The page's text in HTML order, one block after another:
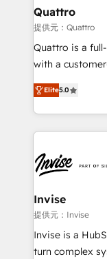
help your teams do more. We
technical
as well as
success. Now, more than ever you need to connect
customer
to create great
happen.
Quattro
提供元：Quattro
Quattro is a
with a
clients have the
bespoke
business
set-up,
Ops Hub
content
bespoke web
websites.
Manufacturers,
SaaS industries.
Elite5.0
Invise
提供元：Invise
Invise is a
turn complex